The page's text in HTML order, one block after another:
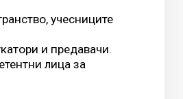
учесниците
и предавачи.
лица за